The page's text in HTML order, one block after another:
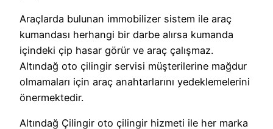
Araçlarda bulunan immobilizer sistem ile araç
kumandası herhangi bir darbe alırsa kumanda
içindeki çip hasar görür ve araç çalışmaz.
Altındağ oto çilingir servisi müşterilerine mağdur
olmamaları için araç anahtarlarını yedeklemelerini
önermektedir.
Altındağ Çilingir oto çilingir hizmeti ile her marka